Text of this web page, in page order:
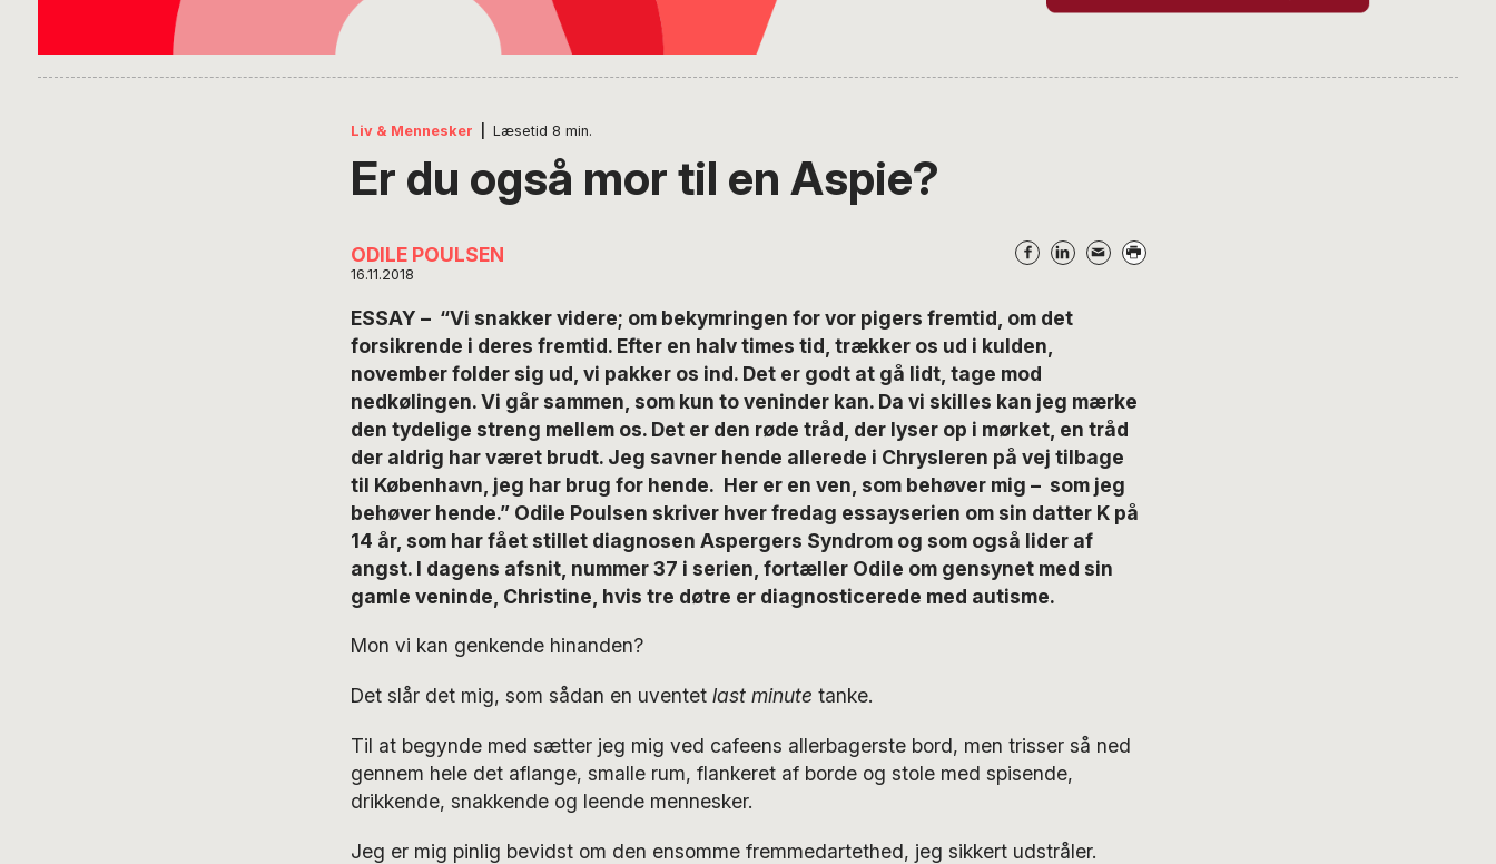
Liv & Mennesker Læsetid 8 min.
Er du også mor til en Aspie?
ODILE POULSEN
16.11.2018
ESSAY – “Vi snakker videre; om bekymringen for vor pigers fremtid, om det
forsikrende i deres fremtid. Efter en halv times tid, trækker os ud i kulden,
november folder sig ud, vi pakker os ind. Det er godt at gå lidt, tage mod
nedkølingen. Vi går sammen, som kun to veninder kan. Da vi skilles kan jeg mærke
den tydelige streng mellem os. Det er den røde tråd, der lyser op i mørket, en tråd
der aldrig har været brudt. Jeg savner hende allerede i Chrysleren på vej tilbage
til København, jeg har brug for hende. Her er en ven, som behøver mig – som jeg
behøver hende.” Odile Poulsen skriver hver fredag essayserien om sin datter K på
14 år, som har fået stillet diagnosen Aspergers Syndrom og som også lider af
angst. I dagens afsnit, nummer 37 i serien, fortæller Odile om gensynet med sin
gamle veninde, Christine, hvis tre døtre er diagnosticerede med autisme.
Mon vi kan genkende hinanden?
Det slår det mig, som sådan en uventet last minute tanke.
Til at begynde med sætter jeg mig ved cafeens allerbagerste bord, men trisser så ned
gennem hele det aflange, smalle rum, flankeret af borde og stole med spisende,
drikkende, snakkende og leende mennesker.
Jeg er mig pinlig bevidst om den ensomme fremmedartethed, jeg sikkert udstråler.